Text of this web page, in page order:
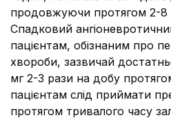
продовжуючи протягом 2-8
Спадковий
пацієнтам, обізнаним про
хвороби, зазвичай
мг 2-3 рази на добу
пацієнтам слід приймати
протягом тривалого часу